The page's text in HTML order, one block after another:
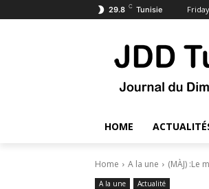
29.8 C Tunisie
HOME
Home A la une (MÀJ) :Le
A la une Actualité